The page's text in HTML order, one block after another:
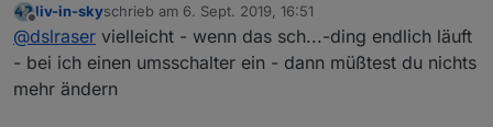
einen weiter unten, unter Netzwerk vergebe ich dann
auch eine IP
Offline
liv-in-skyschrieb am 6. Sept. 2019, 16:51
zuletzt editiert von
@dslraser vielleicht - wenn das sch...-ding endlich läuft
- bei ich einen umsschalter ein - dann müßtest du nichts
mehr ändern